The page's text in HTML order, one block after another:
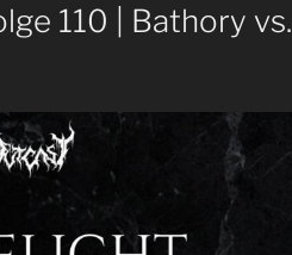
110 | Bathory vs.